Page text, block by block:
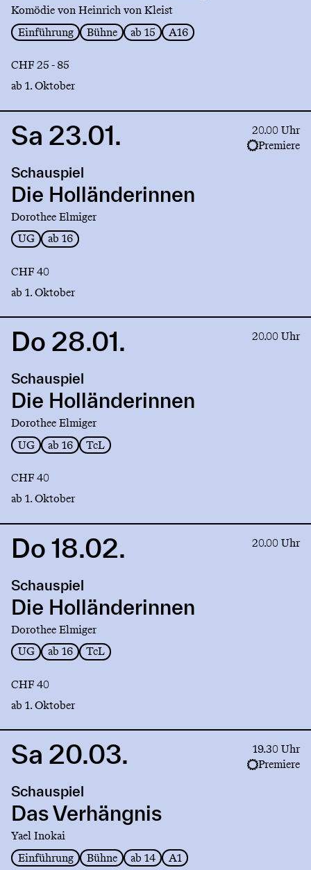
Komödie von Heinrich von Kleist
Einführung
Bühne ab 15 A16
CHF 25 - 85
ab 1. Oktober
Link
Die
Holländerinnen
Sa 23.01.
20.00 Uhr
Premiere
Schauspiel
Die Holländerinnen
Dorothee Elmiger
UG
ab 16
CHF 40
ab 1. Oktober
Link
Die
Holländerinnen
Do 28.01. 20.00 Uhr
Schauspiel
Die Holländerinnen
Dorothee Elmiger
UG
ab 16 TcL
CHF 40
ab 1. Oktober
Link
Die
Holländerinnen
Do 18.02. 20.00 Uhr
Schauspiel
Die Holländerinnen
Dorothee Elmiger
UG
ab 16 TcL
CHF 40
ab 1. Oktober
Link
Das
Verhängnis
Sa 20.03.
19.30 Uhr
Premiere
Schauspiel
Das Verhängnis
Yael Inokai
Einführung
Bühne ab 14 A1